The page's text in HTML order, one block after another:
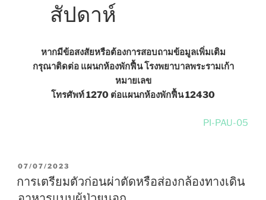
สัปดาห์
หากมีข้อสงสัยหรือต้องการสอบถามข้อมูลเพิ่มเติม
กรุณาติดต่อ แผนกห้องพักฟื้น โรงพยาบาลพระรามเก้า
หมายเลข
โทรศัพท์ 1270 ต่อแผนกห้องพักฟื้น 12430
PI-PAU-05
POSTED
07/07/2023
การเตรียมตัวก่อนผ่าตัดหรือส่องกล้องทางเดิน